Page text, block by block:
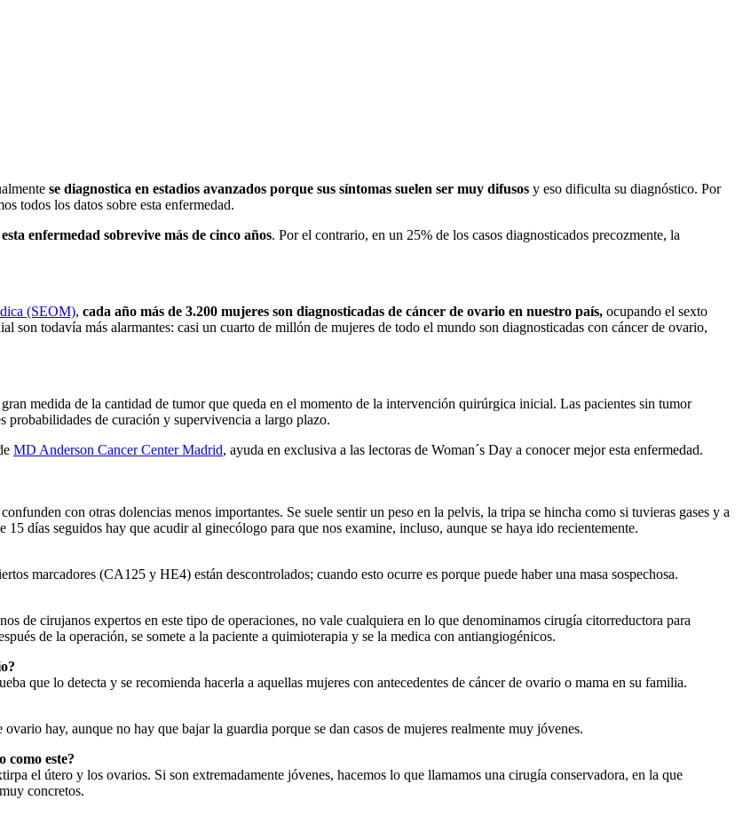
se diagnostica en estadios avanzados porque sus síntomas suelen ser muy difusos y eso dificulta su diagnóstico. Por
todos los datos sobre esta enfermedad.
enfermedad sobrevive más de cinco años. Por el contrario, en un 25% de los casos diagnosticados precozmente, la
(SEOM), cada año más de 3.200 mujeres son diagnosticadas de cáncer de ovario en nuestro país, ocupando el sexto
son todavía más alarmantes: casi un cuarto de millón de mujeres de todo el mundo son diagnosticadas con cáncer de ovario,
medida de la cantidad de tumor que queda en el momento de la intervención quirúrgica inicial. Las pacientes sin tumor
probabilidades de curación y supervivencia a largo plazo.
MD Anderson Cancer Center Madrid, ayuda en exclusiva a las lectoras de Woman´s Day a conocer mejor esta enfermedad.
con otras dolencias menos importantes. Se suele sentir un peso en la pelvis, la tripa se hincha como si tuvieras gases y a
15 días seguidos hay que acudir al ginecólogo para que nos examine, incluso, aunque se haya ido recientemente.
marcadores (CA125 y HE4) están descontrolados; cuando esto ocurre es porque puede haber una masa sospechosa.
de cirujanos expertos en este tipo de operaciones, no vale cualquiera en lo que denominamos cirugía citorreductora para
de la operación, se somete a la paciente a quimioterapia y se la medica con antiangiogénicos.
que lo detecta y se recomienda hacerla a aquellas mujeres con antecedentes de cáncer de ovario o mama en su familia.
hay, aunque no hay que bajar la guardia porque se dan casos de mujeres realmente muy jóvenes.
como este?
el útero y los ovarios. Si son extremadamente jóvenes, hacemos lo que llamamos una cirugía conservadora, en la que
concretos.